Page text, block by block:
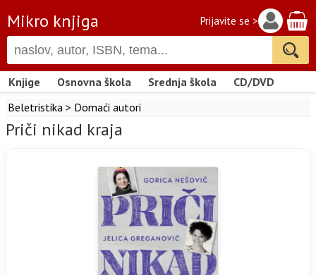
Mikro knjiga Prijavite se >
Knjige Osnovna škola Srednja škola
CD/DVD
Beletristika > Domaći autori
Priči nikad kraja